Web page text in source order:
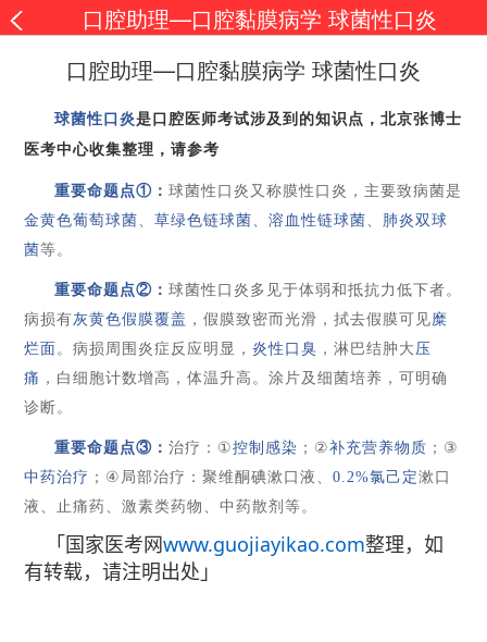
口腔助理—口腔黏膜病学 球菌性口炎
口腔助理—口腔黏膜病学 球菌性口炎
球菌性口炎是口腔医师考试涉及到的知识点，北京张博士
医考中心收集整理，请参考
重要命题点①：球菌性口炎又称膜性口炎，主要致病菌是
金黄色葡萄球菌、草绿色链球菌、溶血性链球菌、 肺炎双球
菌等。
重要命题点②：球菌性口炎 多 见于体弱和抵抗力低下者。
病损有灰黄色假膜覆盖 ，假膜致密而光滑，拭去假膜可见糜
烂面 。病损周围炎症反应明显，炎性口臭 ，淋巴结肿大 压
痛 ，白细胞计数增高，体温升高。涂片及细菌培养，可明确
诊断。
重要命题点③：治疗： ①控制感染 ； ②补充营养物质 ； ③
中药治疗 ； ④ 局部治疗：聚维酮碘漱口液、0.2%氯己定漱口
液、止痛药、激素类药物、中药散剂等。
「国家医考网www.guojiayikao.com整理，如
有转载，请注明出处」